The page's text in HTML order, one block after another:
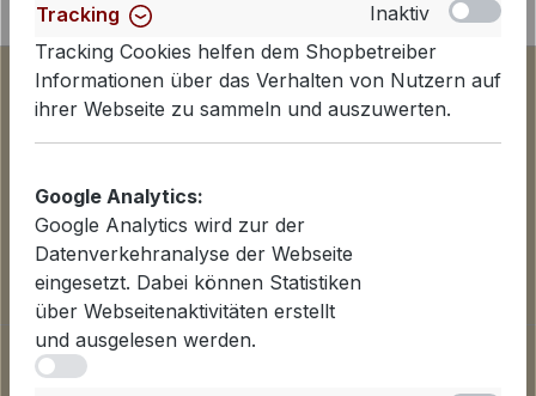
Informationen
Tracking
Inaktiv
Tracking Cookies helfen dem Shopbetreiber
Informationen über das Verhalten von Nutzern auf
ihrer Webseite zu sammeln und auszuwerten.
Google Analytics:
Google Analytics wird zur der
Datenverkehranalyse der Webseite
eingesetzt. Dabei können Statistiken
über Webseitenaktivitäten erstellt
und ausgelesen werden.